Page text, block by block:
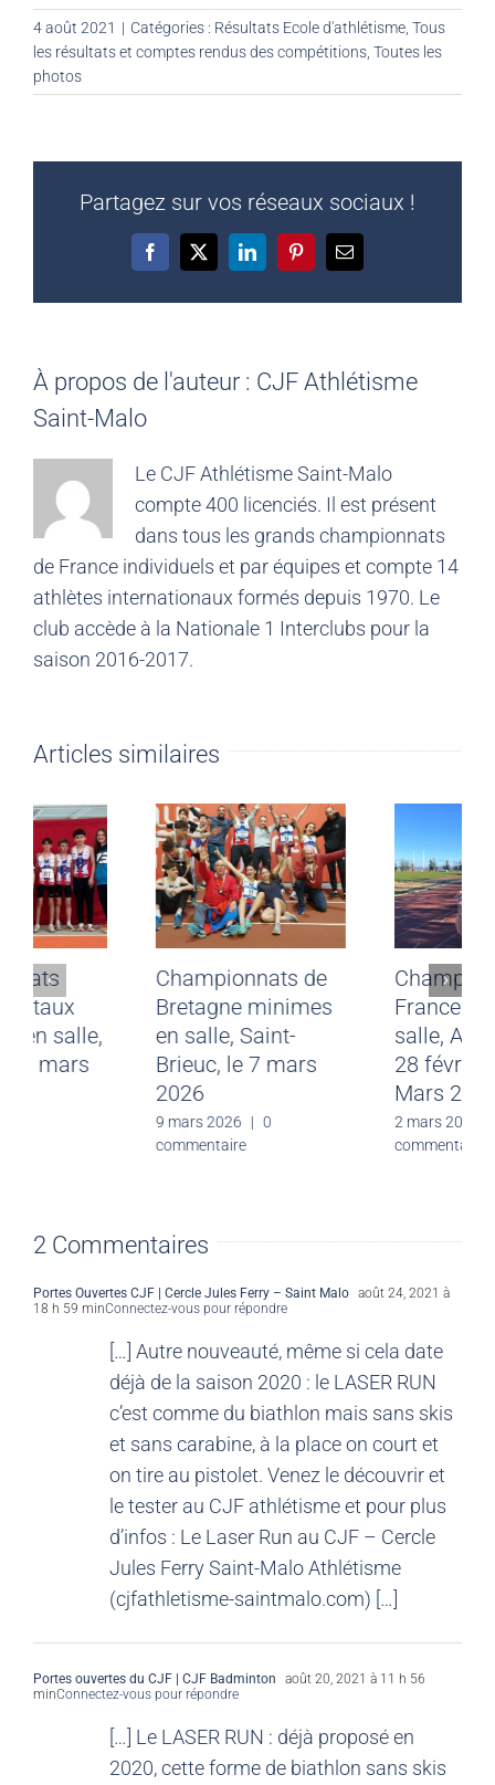
4 août 2021 | Catégories : Résultats Ecole d'athlétisme Tous
les résultats et comptes rendus des compétitions Toutes les
photos
Partagez sur vos réseaux sociaux !
Facebook
X LinkedInPinterestEmail
À propos de l'auteur : CJF Athlétisme
Saint-Malo
Le CJF Athlétisme Saint-Malo
compte 400 licenciés. Il est présent
dans tous les grands championnats
de France individuels et par équipes et compte 14
athlètes internationaux formés depuis 1970. Le
club accède à la Nationale 1 Interclubs pour la
saison 2016-2017.
Articles similaires
Championnats
départementaux
benjamins en salle,
Rennes, le 7 mars
Championnats de
Bretagne minimes
en salle, Saint-
Brieuc, le 7 mars
2 Commentaires
Portes Ouvertes CJF | Cercle Jules Ferry – Saint Malo août 24, 2021 à
18 h 59 minConnectez-vous pour répondre
[…] Autre nouveauté, même si cela date
déjà de la saison 2020 : le LASER RUN
c’est comme du biathlon mais sans skis
et sans carabine, à la place on court et
on tire au pistolet. Venez le découvrir et
le tester au CJF athlétisme et pour plus
d’infos : Le Laser Run au CJF – Cercle
Jules Ferry Saint-Malo Athlétisme
(cjfathletisme-saintmalo.com) […]
Portes ouvertes du CJF | CJF Badminton
août 20, 2021 à 11 h 56
minConnectez-vous pour répondre
[…] Le LASER RUN : déjà proposé en
2020, cette forme de biathlon sans skis